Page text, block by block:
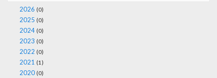
2026 (0)
2025 (0)
2024 (0)
2023 (0)
2022 (0)
2021 (1)
2020 (0)